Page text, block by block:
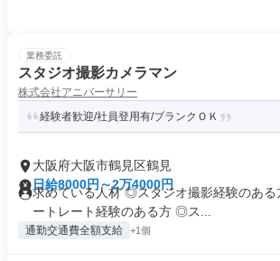
業務委託
スタジオ撮影カメラマン
株式会社アニバーサリー
経験者歓迎/社員登用有/ブランクＯＫ
大阪府大阪市鶴見区鶴見
日給8000円～2万4000円
求めている人材 ◎スタジオ撮影経験のあ
ートレート経験のある方 ◎ス...
通勤交通費全額支給 +1個